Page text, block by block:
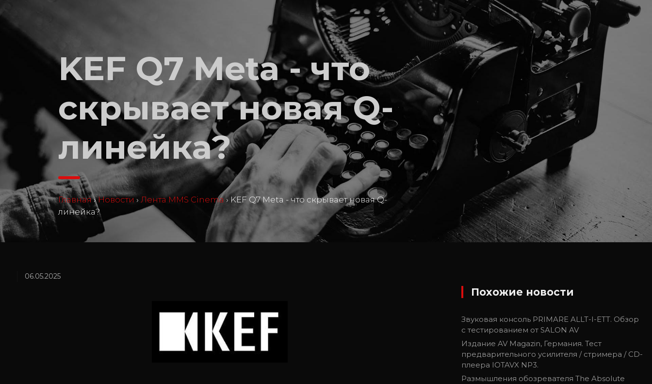
KEF Q7 Meta - что
скрывает новая Q-
линейка?
Главная › Новости › Лента MMS Cinema › KEF Q7 Meta - что скрывает новая Q-
линейка?
06.05.2025
Похожие новости
Звуковая консоль PRIMARE ALLT-I-ETT. Обзор
с тестированием от SALON AV
Издание AV Magazin, Германия. Тест
предварительного усилителя / стримера / CD-
плеера IOTAVX NP3.
Размышления обозревателя The Absolute